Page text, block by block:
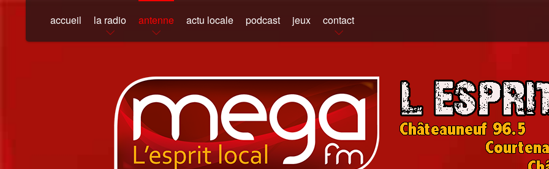
accueil la radio antenne actu locale podcast jeux contact